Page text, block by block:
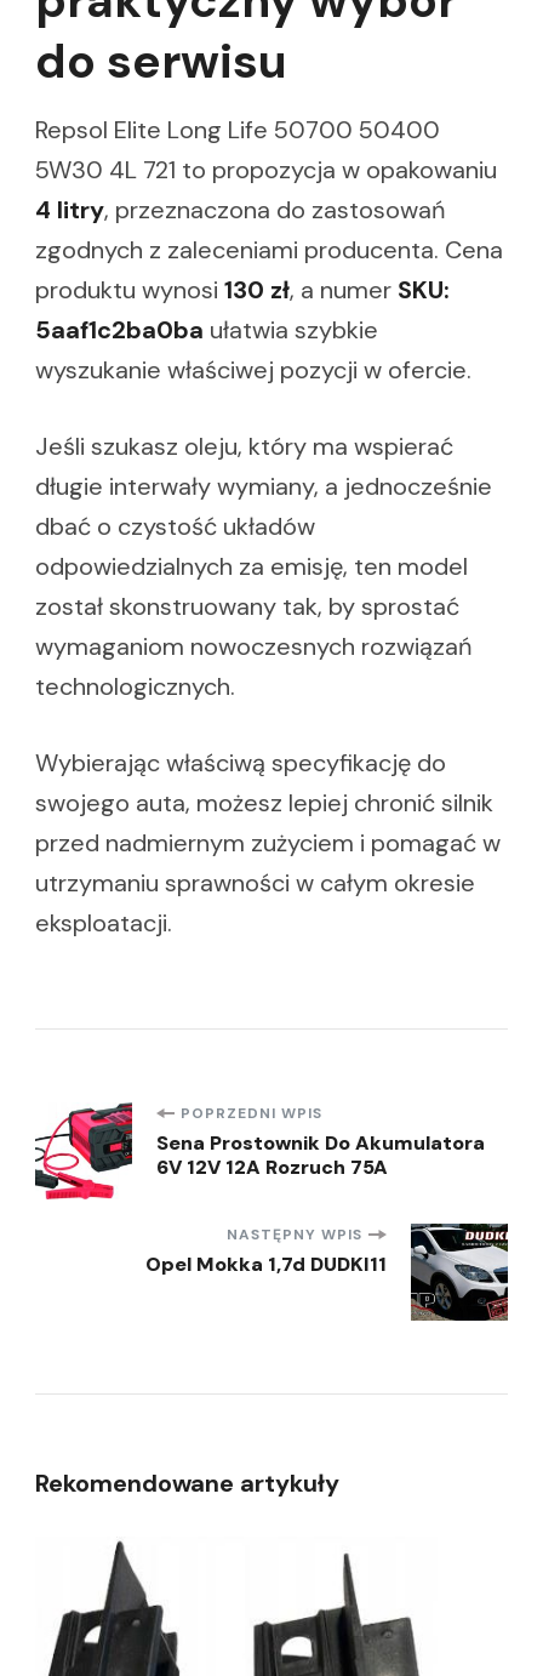
do serwisu
Repsol Elite Long Life 50700 50400
5W30 4L 721 to propozycja w opakowaniu
4 litry, przeznaczona do zastosowań
zgodnych z zaleceniami producenta. Cena
produktu wynosi 130 zł, a numer SKU:
5aaf1c2ba0ba ułatwia szybkie
wyszukanie właściwej pozycji w ofercie.
Jeśli szukasz oleju, który ma wspierać
długie interwały wymiany, a jednocześnie
dbać o czystość układów
odpowiedzialnych za emisję, ten model
został skonstruowany tak, by sprostać
wymaganiom nowoczesnych rozwiązań
technologicznych.
Wybierając właściwą specyfikację do
swojego auta, możesz lepiej chronić silnik
przed nadmiernym zużyciem i pomagać w
utrzymaniu sprawności w całym okresie
eksploatacji.
Nawigacja
wpisu
POPRZEDNI WPIS
Sena Prostownik Do Akumulatora
6V 12V 12A Rozruch 75A
NASTĘPNY WPIS
Opel Mokka 1,7d DUDKI11
Rekomendowane artykuły